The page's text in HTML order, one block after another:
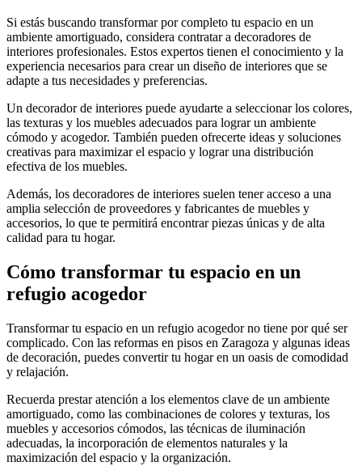
Si estás buscando transformar por completo tu espacio en un
ambiente amortiguado, considera contratar a decoradores de
interiores profesionales. Estos expertos tienen el conocimiento y la
experiencia necesarios para crear un diseño de interiores que se
adapte a tus necesidades y preferencias.
Un decorador de interiores puede ayudarte a seleccionar los colores,
las texturas y los muebles adecuados para lograr un ambiente
cómodo y acogedor. También pueden ofrecerte ideas y soluciones
creativas para maximizar el espacio y lograr una distribución
efectiva de los muebles.
Además, los decoradores de interiores suelen tener acceso a una
amplia selección de proveedores y fabricantes de muebles y
accesorios, lo que te permitirá encontrar piezas únicas y de alta
calidad para tu hogar.
Cómo transformar tu espacio en un
refugio acogedor
Transformar tu espacio en un refugio acogedor no tiene por qué ser
complicado. Con las reformas en pisos en Zaragoza y algunas ideas
de decoración, puedes convertir tu hogar en un oasis de comodidad
y relajación.
Recuerda prestar atención a los elementos clave de un ambiente
amortiguado, como las combinaciones de colores y texturas, los
muebles y accesorios cómodos, las técnicas de iluminación
adecuadas, la incorporación de elementos naturales y la
maximización del espacio y la organización.